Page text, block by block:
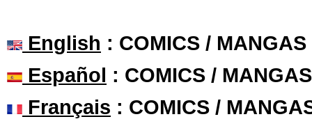
English : COMICS /
Español : COMICS /
Français : COMICS /